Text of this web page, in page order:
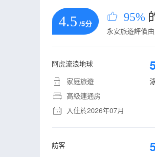
4.5 /5分 95%
永安旅遊評價
阿虎流浪地球
家庭旅遊
高級連通房
入住於2026年07月
訪客